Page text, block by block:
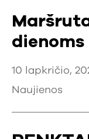
dienoms
10 lapkričio,
Naujienos